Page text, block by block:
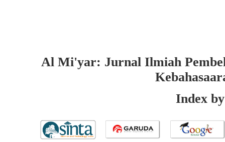
Al Mi'yar: Jurnal Ilmiah
Index by